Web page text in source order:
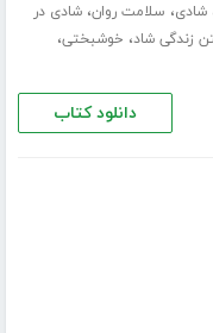
شادی، سلامت روان،شادی در
زندگی شاد، خوشبختی،
دانلود کتاب